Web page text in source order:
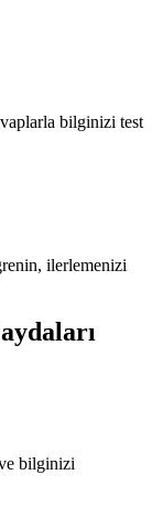
bilginizi test
ilerlemenizi
bilginizi